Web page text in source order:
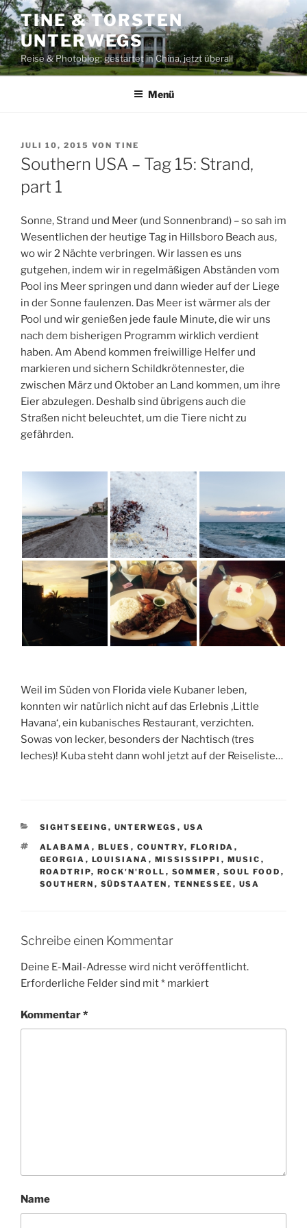
Zum
Inhalt
springen
TINE & TORSTEN
UNTERWEGS
Reise & Photoblog: gestartet in China, jetzt überall
Menü
VERÖFFENTLICHT
AM
JULI 10, 2015 VON TINE
Southern USA – Tag 15: Strand,
part 1
Sonne, Strand und Meer (und Sonnenbrand) – so sah im
Wesentlichen der heutige Tag in Hillsboro Beach aus,
wo wir 2 Nächte verbringen. Wir lassen es uns
gutgehen, indem wir in regelmäßigen Abständen vom
Pool ins Meer springen und dann wieder auf der Liege
in der Sonne faulenzen. Das Meer ist wärmer als der
Pool und wir genießen jede faule Minute, die wir uns
nach dem bisherigen Programm wirklich verdient
haben. Am Abend kommen freiwillige Helfer und
markieren und sichern Schildkrötennester, die
zwischen März und Oktober an Land kommen, um ihre
Eier abzulegen. Deshalb sind übrigens auch die
Straßen nicht beleuchtet, um die Tiere nicht zu
gefährden.
Weil im Süden von Florida viele Kubaner leben,
konnten wir natürlich nicht auf das Erlebnis ‚Little
Havana‘, ein kubanisches Restaurant, verzichten.
Sowas von lecker, besonders der Nachtisch (tres
leches)! Kuba steht dann wohl jetzt auf der Reiseliste…
KATEGORIEN
SIGHTSEEING , UNTERWEGS , USA
SCHLAGWÖRTER
ALABAMA , BLUES , COUNTRY, FLORIDA ,
GEORGIA , LOUISIANA , MISSISSIPPI , MUSIC ,
ROADTRIP, ROCK'N'ROLL , SOMMER , SOUL FOOD ,
SOUTHERN , SÜDSTAATEN , TENNESSEE , USA
Schreibe einen Kommentar
Deine E-Mail-Adresse wird nicht veröffentlicht.
Erforderliche Felder sind mit* markiert
Kommentar*
Name